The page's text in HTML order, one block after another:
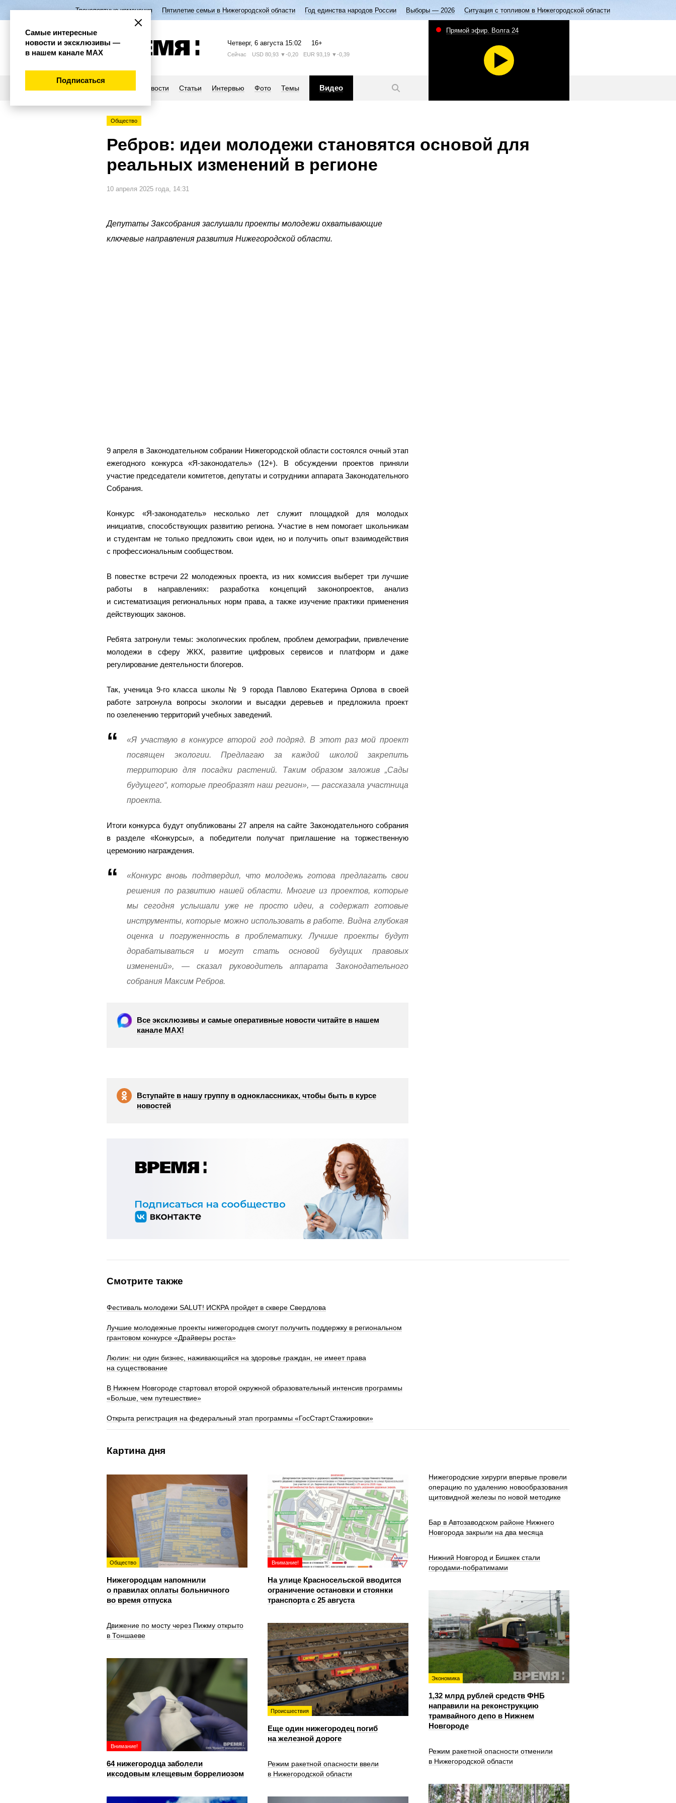
Транспортные изменения Пятилетие семьи в Нижегородской области Год единства народов России Выборы — 2026 Ситуация с топливом в Нижегородской области
Четверг, 6 августа 15:02 16+
Сейчас USD 80,93 ▼-0,20 EUR 93,19 ▼-0,39
Новости Статьи Интервью Фото Темы Видео
Прямой эфир. Волга 24
Общество
Ребров: идеи молодежи становятся основой для
реальных изменений в регионе
10 апреля 2025 года, 14:31
Депутаты Заксобрания заслушали проекты молодежи охватывающие
ключевые направления развития Нижегородской области.
9 апреля в Законодательном собрании Нижегородской области состоялся очный этап
ежегодного конкурса «Я-законодатель» (12+). В обсуждении проектов приняли
участие председатели комитетов, депутаты и сотрудники аппарата Законодательного
Собрания.
Конкурс «Я-законодатель» несколько лет служит площадкой для молодых
инициатив, способствующих развитию региона. Участие в нем помогает школьникам
и студентам не только предложить свои идеи, но и получить опыт взаимодействия
с профессиональным сообществом.
В повестке встречи 22 молодежных проекта, из них комиссия выберет три лучшие
работы в направлениях: разработка концепций законопроектов, анализ
и систематизация региональных норм права, а также изучение практики применения
действующих законов.
Ребята затронули темы: экологических проблем, проблем демографии, привлечение
молодежи в сферу ЖКХ, развитие цифровых сервисов и платформ и даже
регулирование деятельности блогеров.
Так, ученица 9-го класса школы № 9 города Павлово Екатерина Орлова в своей
работе затронула вопросы экологии и высадки деревьев и предложила проект
по озеленению территорий учебных заведений.
«Я участвую в конкурсе второй год подряд. В этот раз мой проект
посвящен экологии. Предлагаю за каждой школой закрепить
территорию для посадки растений. Таким образом заложив „Сады
будущего“, которые преобразят наш регион», — рассказала участница
проекта.
Итоги конкурса будут опубликованы 27 апреля на сайте Законодательного собрания
в разделе «Конкурсы», а победители получат приглашение на торжественную
церемонию награждения.
«Конкурс вновь подтвердил, что молодежь готова предлагать свои
решения по развитию нашей области. Многие из проектов, которые
мы сегодня услышали уже не просто идеи, а содержат готовые
инструменты, которые можно использовать в работе. Видна глубокая
оценка и погруженность в проблематику. Лучшие проекты будут
дорабатываться и могут стать основой будущих правовых
изменений», — сказал руководитель аппарата Законодательного
собрания Максим Ребров.
Все эксклюзивы и самые оперативные новости читайте в нашем
канале МАХ!
Вступайте в нашу группу в одноклассниках, чтобы быть в курсе
новостей
Смотрите также
Фестиваль молодежи SALUT! ИСКРА пройдет в сквере Свердлова
Лучшие молодежные проекты нижегородцев смогут получить поддержку в региональном
грантовом конкурсе «Драйверы роста»
Люлин: ни один бизнес, наживающийся на здоровье граждан, не имеет права
на существование
В Нижнем Новгороде стартовал второй окружной образовательный интенсив программы
«Больше, чем путешествие»
Открыта регистрация на федеральный этап программы «ГосСтарт.Стажировки»
Картина дня
Общество
Нижегородцам напомнили
о правилах оплаты больничного
во время отпуска
Внимание!
На улице Красносельской вводится
ограничение остановки и стоянки
транспорта с 25 августа
Нижегородские хирурги впервые провели
операцию по удалению новообразования
щитовидной железы по новой методике
Бар в Автозаводском районе Нижнего
Новгорода закрыли на два месяца
Нижний Новгород и Бишкек стали
городами-побратимами
Экономика
1,32 млрд рублей средств ФНБ
направили на реконструкцию
трамвайного депо в Нижнем
Новгороде
Движение по мосту через Пижму открыто
в Тоншаеве
Происшествия
Еще один нижегородец погиб
на железной дороге
Внимание!
64 нижегородца заболели
иксодовым клещевым боррелиозом
Режим ракетной опасности отменили
в Нижегородской области
Режим ракетной опасности ввели
в Нижегородской области
Самые интересные
новости и эксклюзивы —
в нашем канале МАХ
Подписаться